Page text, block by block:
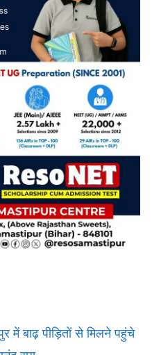
में बाढ़ पीड़ितों से मिलने पहुंचे